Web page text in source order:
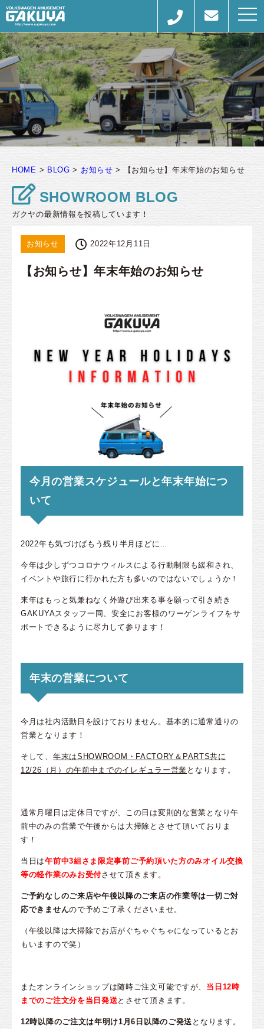
HOME > BLOG > お知らせ > 【お知らせ】年末年始のお知らせ
SHOWROOM BLOG
ガクヤの最新情報を投稿しています！
お知らせ 2022年12月11日
【お知らせ】年末年始のお知らせ
今月の営業スケジュールと年末年始につ
いて
2022年も気づけばもう残り半月ほどに…
今年は少しずつコロナウィルスによる行動制限も緩和され、
イベントや旅行に行かれた方も多いのではないでしょうか！
来年はもっと気兼ねなく外遊び出来る事を願って引き続き
GAKUYAスタッフ一同、安全にお客様のワーゲンライフをサ
ポートできるように尽力して参ります！
年末の営業について
今月は社内活動日を設けておりません。基本的に通常通りの
営業となります！
そして、 年末はSHOWROOM・FACTORY＆PARTS共に
12/26（月）の午前中までのイレギュラー営業 となります。
通常月曜日は定休日ですが、この日は変則的な営業となり午
前中のみの営業で午後からは大掃除とさせて頂いておりま
す！
当日は午前中3組さま限定事前ご予約頂いた方のみオイル交換
等の軽作業のみお受付させて頂きます。
ご予約なしのご来店や午後以降のご来店の作業等は一切ご対
応できませんので予めご了承くださいませ。
（午後以降は大掃除でお店がぐちゃぐちゃになっているとお
もいますので笑）
またオンラインショップは随時ご注文可能ですが、 当日12時
までのご注文分を当日発送とさせて頂きます。
12時以降のご注文は年明け1月6日以降のご発送 となります。